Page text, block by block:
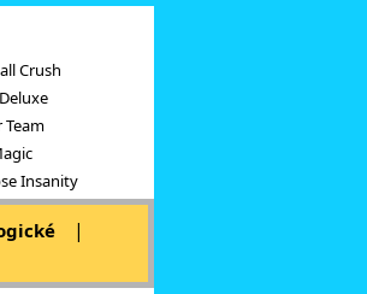
Crush
Team
Insanity
|